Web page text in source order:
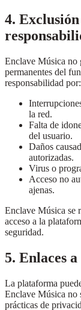
4.
Enclave Música no
permanentes del
responsabilidad por:
la red.
Falta de
del usuario.
Daños
autorizadas.
Virus o
Acceso no
ajenas.
Enclave Música se
acceso a la
seguridad.
5. Enlaces
La plataforma
Enclave Música no
prácticas de